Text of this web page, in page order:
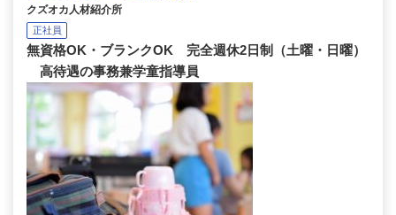
クズオカ人材紹介所
正社員
無資格OK・ブランクOK 完全週休2日制（土曜・日曜）
高待遇の事務兼学童指導員